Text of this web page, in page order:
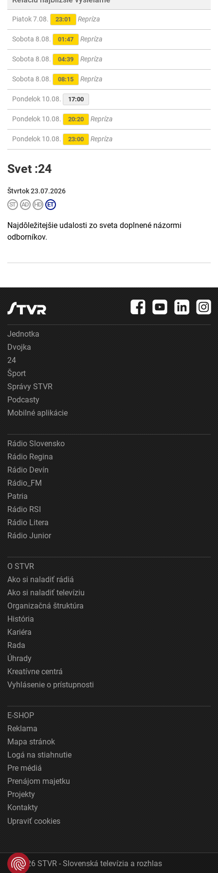
Piatok 7.08. 23:01 Repríza
Sobota 8.08. 01:47 Repríza
Sobota 8.08. 04:39 Repríza
Sobota 8.08. 08:15 Repríza
Pondelok 10.08. 17:00
Pondelok 10.08. 20:20 Repríza
Pondelok 10.08. 23:00 Repríza
Svet :24
Štvrtok 23.07.2026
Najdôležitejšie udalosti zo sveta doplnené názormi
odborníkov.
Jednotka
Dvojka
24
Šport
Správy STVR
Podcasty
Mobilné aplikácie
Rádio Slovensko
Rádio Regina
Rádio Devín
Rádio_FM
Patria
Rádio RSI
Rádio Litera
Rádio Junior
O STVR
Ako si naladiť rádiá
Ako si naladiť televíziu
Organizačná štruktúra
História
Kariéra
Rada
Úhrady
Kreatívne centrá
Vyhlásenie o prístupnosti
E-SHOP
Reklama
Mapa stránok
Logá na stiahnutie
Pre médiá
Prenájom majetku
Projekty
Kontakty
Upraviť cookies
© 2026 STVR - Slovenská televízia a rozhlas